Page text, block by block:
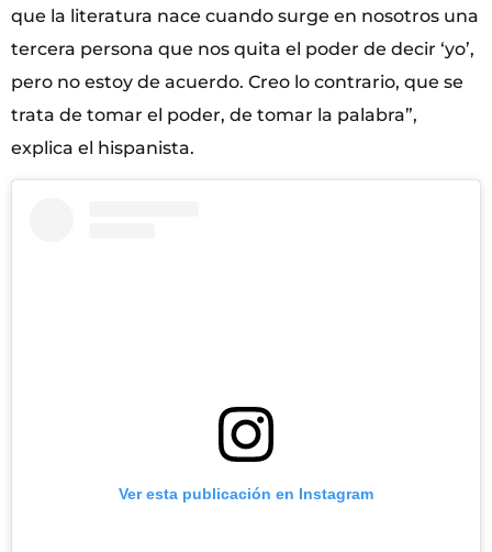
que la literatura nace cuando surge en nosotros una
tercera persona que nos quita el poder de decir ‘yo’,
pero no estoy de acuerdo. Creo lo contrario, que se
trata de tomar el poder, de tomar la palabra”,
explica el hispanista.
Ver esta publicación en Instagram